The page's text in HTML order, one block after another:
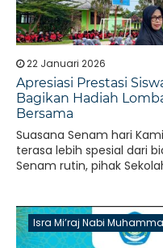
22 Januari 2026
​Apresiasi Prestasi
Bagikan Hadiah
Bersama
Suasana Senam hari
terasa lebih spesial dari
Senam rutin, pihak
Isra Mi’raj Nabi